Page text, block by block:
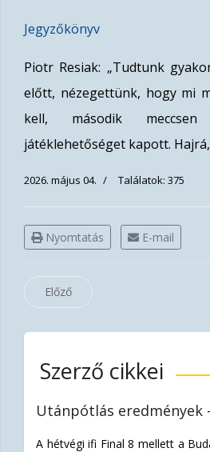
Jegyzőkönyv
Piotr Resiak: „Tudtunk
előtt, nézegettünk, hogy mi
kell, második
játéklehetőséget kapott. Hajrá,
2026. május 04. Találatok: 375
Nyomtatás E-mail
Előző
Szerző cikkei
Utánpótlás eredmények
A hétvégi ifi Final 8 mellett a